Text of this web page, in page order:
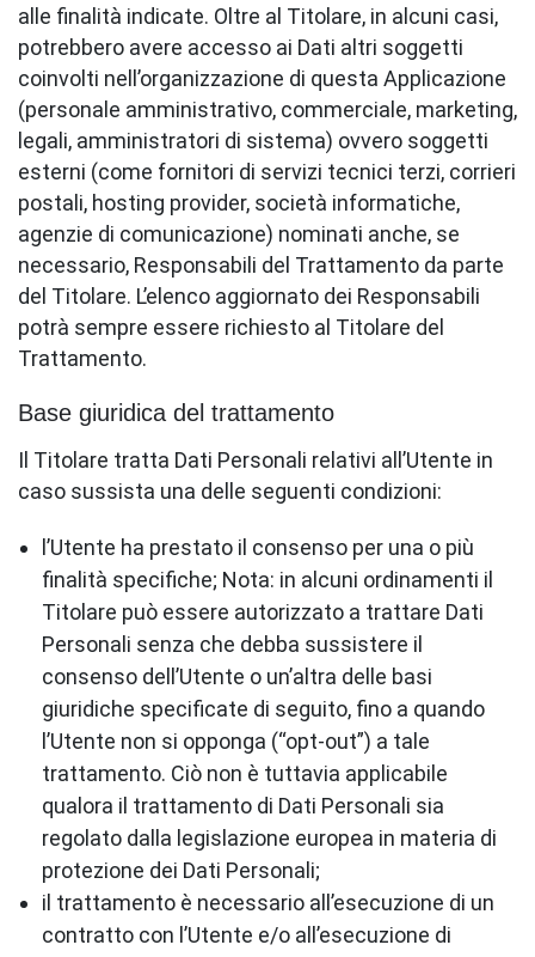
alle finalità indicate. Oltre al Titolare, in alcuni casi,
potrebbero avere accesso ai Dati altri soggetti
coinvolti nell’organizzazione di questa Applicazione
(personale amministrativo, commerciale, marketing,
legali, amministratori di sistema) ovvero soggetti
esterni (come fornitori di servizi tecnici terzi, corrieri
postali, hosting provider, società informatiche,
agenzie di comunicazione) nominati anche, se
necessario, Responsabili del Trattamento da parte
del Titolare. L’elenco aggiornato dei Responsabili
potrà sempre essere richiesto al Titolare del
Trattamento.
Base giuridica del trattamento
Il Titolare tratta Dati Personali relativi all’Utente in
caso sussista una delle seguenti condizioni:
l’Utente ha prestato il consenso per una o più
finalità specifiche; Nota: in alcuni ordinamenti il
Titolare può essere autorizzato a trattare Dati
Personali senza che debba sussistere il
consenso dell’Utente o un’altra delle basi
giuridiche specificate di seguito, fino a quando
l’Utente non si opponga (“opt-out”) a tale
trattamento. Ciò non è tuttavia applicabile
qualora il trattamento di Dati Personali sia
regolato dalla legislazione europea in materia di
protezione dei Dati Personali;
il trattamento è necessario all’esecuzione di un
contratto con l’Utente e/o all’esecuzione di